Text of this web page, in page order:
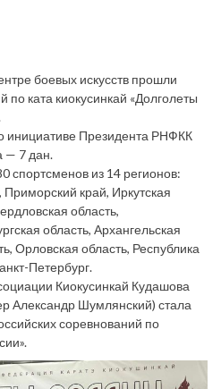
боевых искусств прошли
по ката киокусинкай «Долголеты
инициативе Президента РНФКК
— 7 дан.
спортсменов из 14 регионов:
край, Иркутская
область,
область, Архангельская
Орловская область, Республика
Петербург.
Киокусинкай Кудашова
Александр Шумлянский) стала
соревнований по